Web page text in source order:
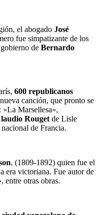
el abogado José
fue simpatizante de los
de Bernardo
600 republicanos
canción, que pronto se
Marsellesa»,
Rouget de Lisle
de Francia.
, (1809-1892) quien fue el
era victoriana. Fue autor de
entre otras obras.